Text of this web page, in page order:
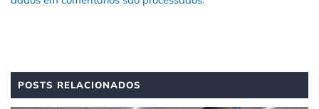
POSTS RELACIONADOS